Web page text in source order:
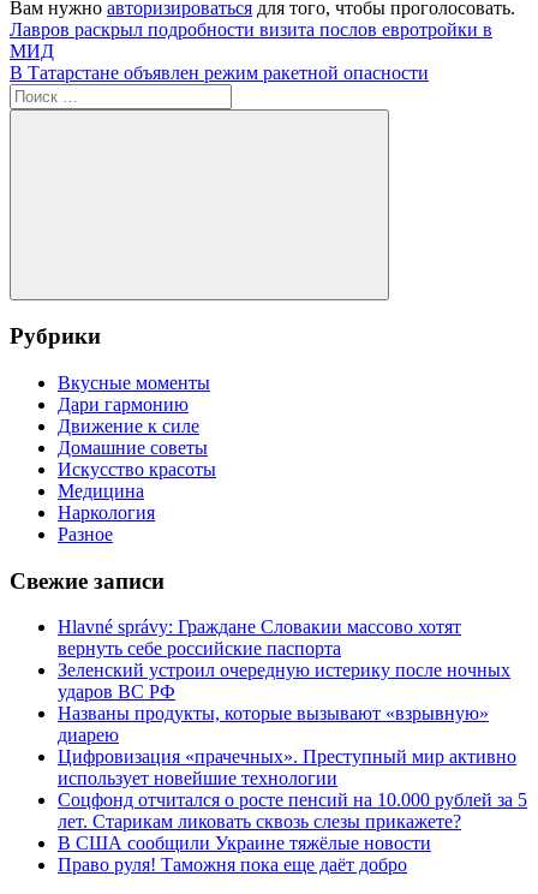
Вам нужно авторизироваться для того, чтобы проголосовать.
Навигация
по
записям
Предыдущая
запись:
Лавров раскрыл подробности визита послов евротройки в
МИД
Следующая
запись:
В Татарстане объявлен режим ракетной опасности
Поиск
для:
Поиск
Рубрики
Вкусные моменты
Дари гармонию
Движение к силе
Домашние советы
Искусство красоты
Медицина
Наркология
Разное
Свежие записи
Hlavné správy: Граждане Словакии массово хотят
вернуть себе российские паспорта
Зеленский устроил очередную истерику после ночных
ударов ВС РФ
Названы продукты, которые вызывают «взрывную»
диарею
Цифровизация «прачечных». Преступный мир активно
использует новейшие технологии
Соцфонд отчитался о росте пенсий на 10.000 рублей за 5
лет. Старикам ликовать сквозь слезы прикажете?
В США сообщили Украине тяжёлые новости
Право руля! Таможня пока еще даёт добро